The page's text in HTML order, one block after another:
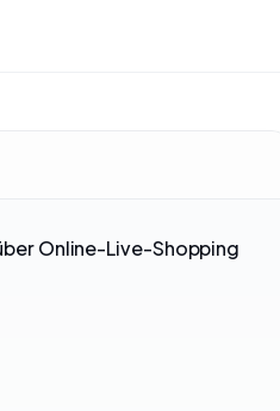
Online-Live-Shopping